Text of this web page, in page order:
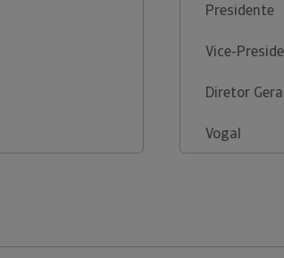
Presidente
Vice-
Diretor
Vogal